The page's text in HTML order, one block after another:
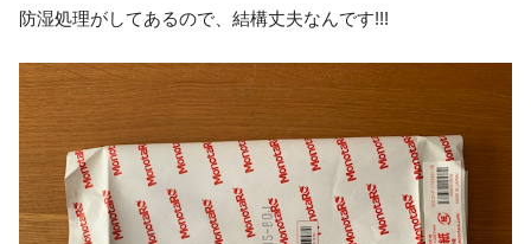
防湿処理がしてあるので、結構丈夫なんです!!!